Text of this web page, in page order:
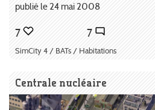
publié le 24 mai 2008
7 7
SimCity 4 / BATs / Habitations
Centrale nucléaire